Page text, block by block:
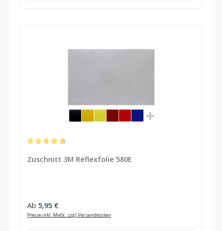
Zuschnitt 3M Reflexfolie 580E
Regulärer Preis:
Ab 5,95 €
Preise inkl. MwSt. zzgl Versandkosten